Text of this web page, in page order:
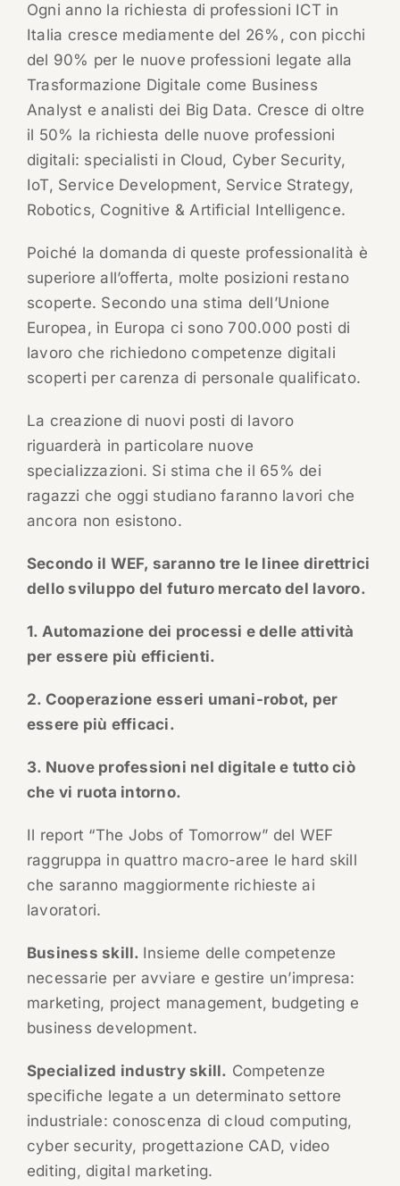
Ogni anno la richiesta di professioni ICT in
Italia cresce mediamente del 26%, con picchi
del 90% per le nuove professioni legate alla
Trasformazione Digitale come Business
Analyst e analisti dei Big Data. Cresce di oltre
il 50% la richiesta delle nuove professioni
digitali: specialisti in Cloud, Cyber Security,
IoT, Service Development, Service Strategy,
Robotics, Cognitive & Artificial Intelligence.
Poiché la domanda di queste professionalità è
superiore all’offerta, molte posizioni restano
scoperte. Secondo una stima dell’Unione
Europea, in Europa ci sono 700.000 posti di
lavoro che richiedono competenze digitali
scoperti per carenza di personale qualificato.
La creazione di nuovi posti di lavoro
riguarderà in particolare nuove
specializzazioni. Si stima che il 65% dei
ragazzi che oggi studiano faranno lavori che
ancora non esistono.
Secondo il WEF, saranno tre le linee direttrici
dello sviluppo del futuro mercato del lavoro.
1. Automazione dei processi e delle attività
per essere più efficienti.
2. Cooperazione esseri umani-robot, per
essere più efficaci.
3. Nuove professioni nel digitale e tutto ciò
che vi ruota intorno.
Il report “The Jobs of Tomorrow” del WEF
raggruppa in quattro macro-aree le hard skill
che saranno maggiormente richieste ai
lavoratori.
Business skill. Insieme delle competenze
necessarie per avviare e gestire un’impresa:
marketing, project management, budgeting e
business development.
Specialized industry skill. Competenze
specifiche legate a un determinato settore
industriale: conoscenza di cloud computing,
cyber security, progettazione CAD, video
editing, digital marketing.